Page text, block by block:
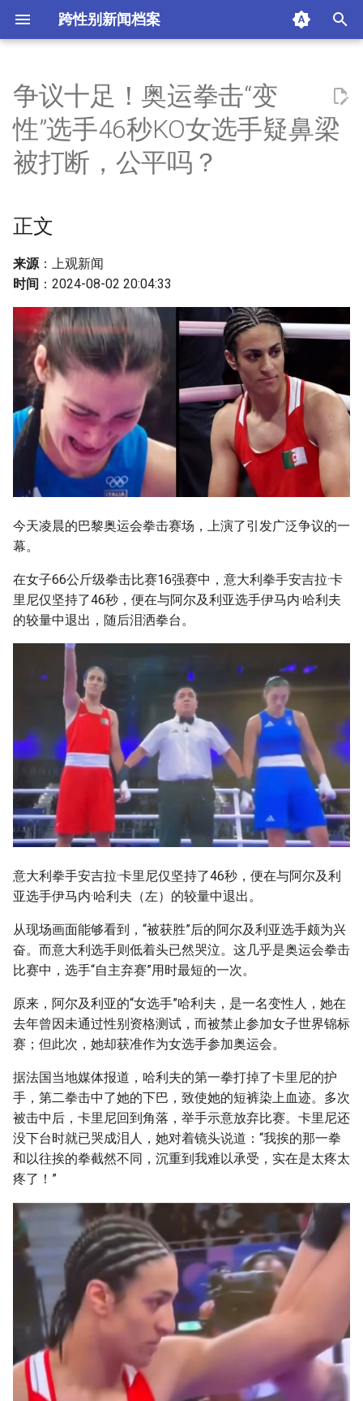
跨性别新闻档案
i
z
e
a
c
h
正文
摘要与附加信息
争议十足！奥运拳击“变
性”选手46秒KO女选手疑鼻梁
被打断，公平吗？
正文
来源：上观新闻
时间 ：2024-08-02 20:04:33
今天凌晨的巴黎奥运会拳击赛场，上演了引发广泛争议的一
幕。
在女子66公斤级拳击比赛16强赛中，意大利拳手安吉拉·卡
里尼仅坚持了46秒，便在与阿尔及利亚选手伊马内·哈利夫
的较量中退出，随后泪洒拳台。
意大利拳手安吉拉·卡里尼仅坚持了46秒，便在与阿尔及利
亚选手伊马内·哈利夫（左）的较量中退出。
从现场画面能够看到，“被获胜”后的阿尔及利亚选手颇为兴
奋。而意大利选手则低着头已然哭泣。这几乎是奥运会拳击
比赛中，选手“自主弃赛”用时最短的一次。
原来，阿尔及利亚的“女选手”哈利夫，是一名变性人，她在
去年曾因未通过性别资格测试，而被禁止参加女子世界锦标
赛；但此次，她却获准作为女选手参加奥运会。
据法国当地媒体报道，哈利夫的第一拳打掉了卡里尼的护
手，第二拳击中了她的下巴，致使她的短裤染上血迹。多次
被击中后，卡里尼回到角落，举手示意放弃比赛。卡里尼还
没下台时就已哭成泪人，她对着镜头说道：“我挨的那一拳
和以往挨的拳截然不同，沉重到我难以承受，实在是太疼太
疼了！”